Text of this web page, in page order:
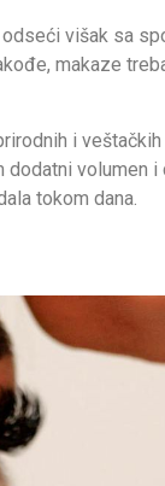
višak sa
makaze
i veštačkih
dodatni volumen i
tokom dana.